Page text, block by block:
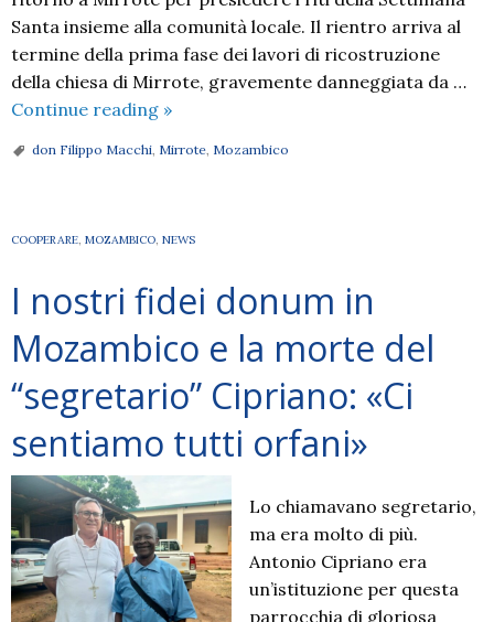
Santa insieme alla comunità locale. Il rientro arriva al
termine della prima fase dei lavori di ricostruzione
della chiesa di Mirrote, gravemente danneggiata da …
Continue reading Don
Macchi
in
per
periodo
di
riposo.
[Le
incontri]
»
don Filippo Macchi, Mirrote, Mozambico
COOPERARE, MOZAMBICO, NEWS
I nostri fidei donum in
Mozambico e la morte del
“segretario” Cipriano: «Ci
sentiamo tutti orfani»
Lo chiamavano segretario,
ma era molto di più.
Antonio Cipriano era
un’istituzione per questa
parrocchia di gloriosa